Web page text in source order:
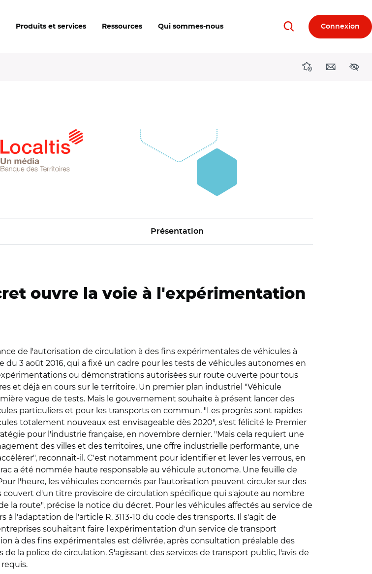
Produits et services Ressources Qui sommes-nous RechercherConnexion
DirectionsContact
Présentation
ouvre la voie à l'expérimentation
de l'autorisation de circulation à des fins expérimentales de véhicules à
3 août 2016, qui a fixé un cadre pour les tests de véhicules autonomes en
ou démonstrations autorisées sur route ouverte pour tous
et déjà en cours sur le territoire. Un premier plan industriel "Véhicule
vague de tests. Mais le gouvernement souhaite à présent lancer des
particuliers et pour les transports en commun. "Les progrès sont rapides
totalement nouveaux est envisageable dès 2020", s'est félicité le Premier
pour l'industrie française, en novembre dernier. "Mais cela requiert une
des villes et des territoires, une offre industrielle performante, une
reconnaît-il. C'est notamment pour identifier et lever les verrous, en
a été nommée haute responsable au véhicule autonome. Une feuille de
l'heure, les véhicules concernés par l'autorisation peuvent circuler sur des
d'un titre provisoire de circulation spécifique qui s'ajoute au nombre
la route", précise la notice du décret. Pour les véhicules affectés au service de
l'adaptation de l'article R. 3113-10 du code des transports. Il s'agit de
souhaitant faire l'expérimentation d'un service de transport
à des fins expérimentales est délivrée, après consultation préalable des
la police de circulation. S'agissant des services de transport public, l'avis de